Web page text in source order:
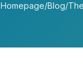
Homepage/Blog/